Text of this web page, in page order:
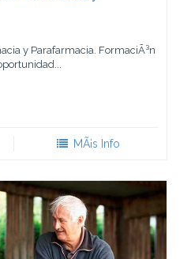
y Parafarmacia. FormaciÃ³n
MÃ¡s Info